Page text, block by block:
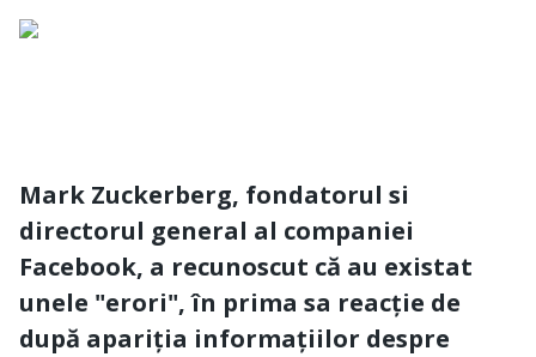
Mark Zuckerberg, fondatorul si
directorul general al companiei
Facebook, a recunoscut că au existat
unele "erori", în prima sa reacție de
după apariția informațiilor despre